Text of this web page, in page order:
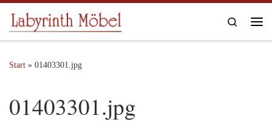
Zum Inhalt springen
Search
Start » 01403301.jpg
01403301.jpg